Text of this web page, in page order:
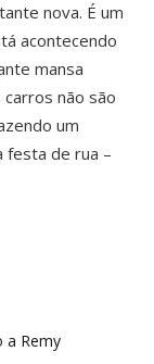
nova. É um
acontecendo
mansa
não são
um
festa de rua –
a Remy